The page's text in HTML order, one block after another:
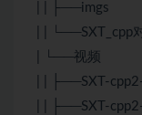
| | ├──imgs
| | └──SXT_cpp
| └──视频
| | ├──SXT-
| | ├──SXT-